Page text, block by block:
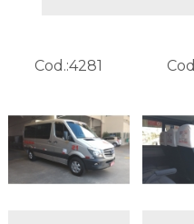
Cod.:4281